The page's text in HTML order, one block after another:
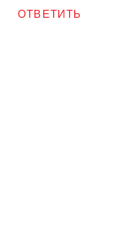
ОТВЕТИТЬ